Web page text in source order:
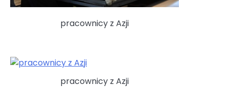
pracownicy z Azji
pracownicy z Azji